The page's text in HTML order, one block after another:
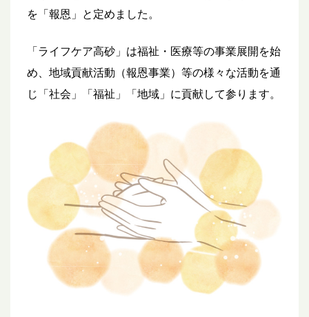
を「報恩」と定めました。
「ライフケア高砂」は福祉・医療等の事業展開を始
め、地域貢献活動（報恩事業）等の様々な活動を通
じ「社会」「福祉」「地域」に貢献して参ります。